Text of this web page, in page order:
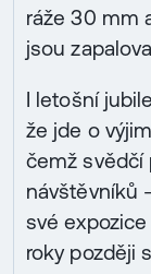
ráže 30 mm
jsou
I letošní
že jde o
čemž svědčí
návštěvníků
své
roky později